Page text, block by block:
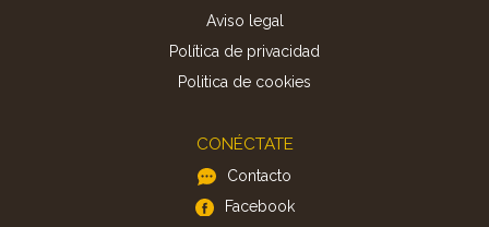
Aviso legal
Política de privacidad
Politica de cookies
CONÉCTATE
Contacto
Facebook